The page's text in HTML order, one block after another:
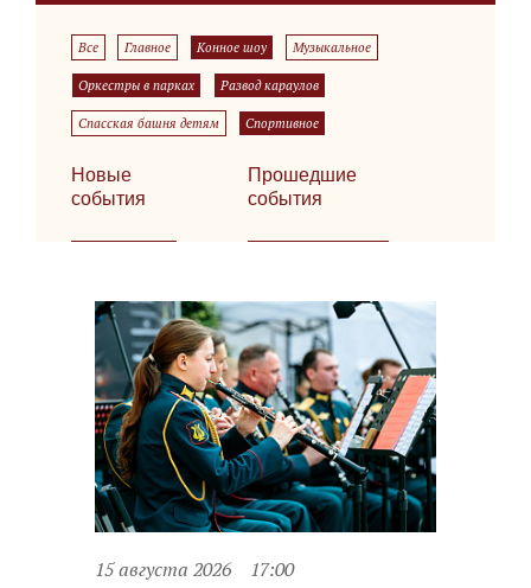
Все Главное Конное шоу Музыкальное
Оркестры в парках Развод караулов
Спасская башня детям Спортивное
Новые
события
Прошедшие
события
15 августа 2026 17:00